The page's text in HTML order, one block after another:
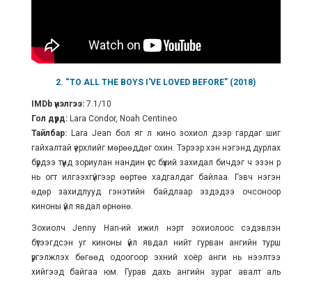
2. “TO ALL THE BOYS I'VE LOVED BEFORE” (2018)
IMDb үнэлгээ: 7.1/10
Гол дүрд: Lara Condor, Noah Centineo
Тайлбар: Lara Jean бол яг л кино зохиол дээр гардаг шиг
гайхалтай үерхлийг мөрөөддөг охин. Тэрээр хэн нэгэнд дурлах
бүрдээ түүнд зориулан нандин үгс бүхий захидал бичдэг ч эзэн рүү
нь огт илгээхгүйгээр өөртөө хадгалдаг байлаа. Гэвч нэгэн
өдөр захидлууд гэнэтийн байдлаар эздэдээ очсоноор
киноны үйл явдал өрнөнө.
Зохиолч Jenny Han-ий ижил нэрт зохиолоос сэдэвлэн
бүтээгдсэн уг киноны үйл явдал нийт гурван ангийн турш
үргэлжлэх бөгөөд одоогоор эхний хоёр анги нь нээлтээ
хийгээд байгаа юм. Гурав дахь ангийн зураг авалт аль